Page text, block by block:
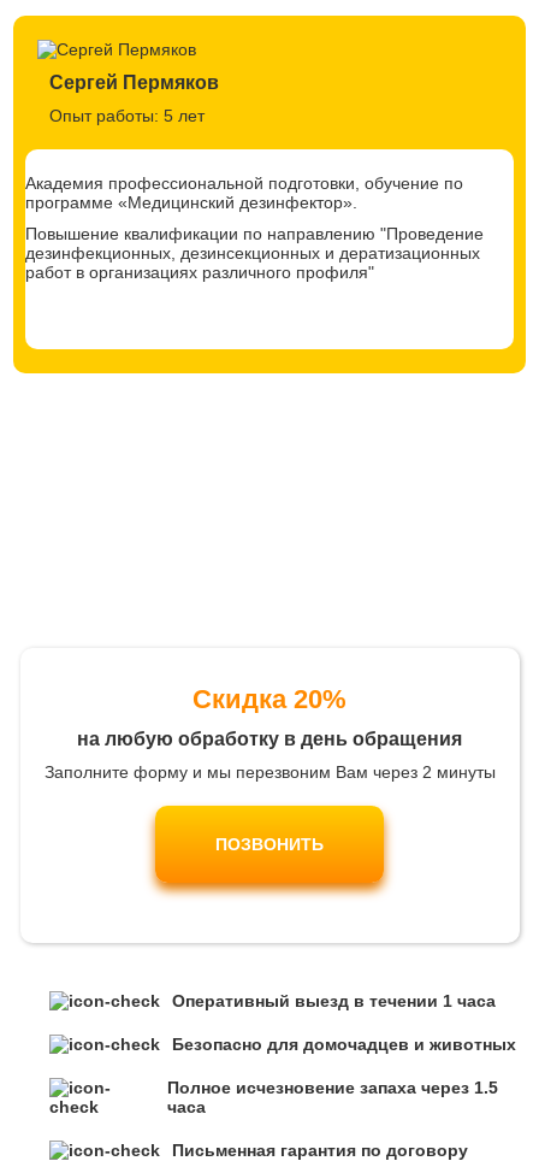
Сергей Пермяков
Опыт работы: 5 лет
Академия профессиональной подготовки, обучение по
программе «Медицинский дезинфектор».
Повышение квалификации по направлению "Проведение
дезинфекционных, дезинсекционных и дератизационных
работ в организациях различного профиля"
Скидка 20%
на любую обработку в день обращения
Заполните форму и мы перезвоним Вам через 2 минуты
ПОЗВОНИТЬ
Оперативный выезд в течении 1 часа
Безопасно для домочадцев и животных
Полное исчезновение запаха через 1.5
часа
Письменная гарантия по договору